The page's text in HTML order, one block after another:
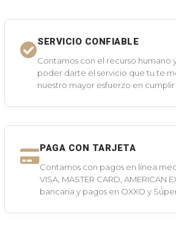
SERVICIO CONFIABLE
Contamos con el recurso humano
poder darte el servicio que tu te
nuestro mayor esfuerzo en
PAGA CON TARJETA
Contamos con pagos en línea
VISA, MASTER CARD, AMERICAN
bancaria y pagos en OXXO y